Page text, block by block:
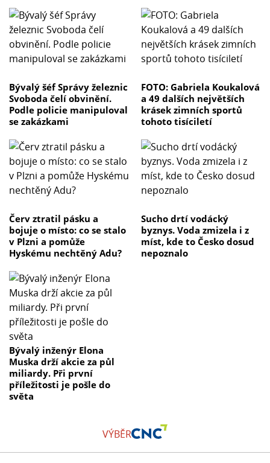
Bývalý šéf Správy železnic
Svoboda čelí obvinění.
Podle policie manipuloval
se zakázkami
FOTO: Gabriela Koukalová
a 49 dalších největších
krásek zimních sportů
tohoto tisíciletí
Červ ztratil pásku a
bojuje o místo: co se stalo
v Plzni a pomůže
Hyskému nechtěný Adu?
Sucho drtí vodácký
byznys. Voda zmizela i z
míst, kde to Česko dosud
nepoznalo
Bývalý inženýr Elona
Muska drží akcie za půl
miliardy. Při první
příležitosti je pošle do
světa
VÝBĚR